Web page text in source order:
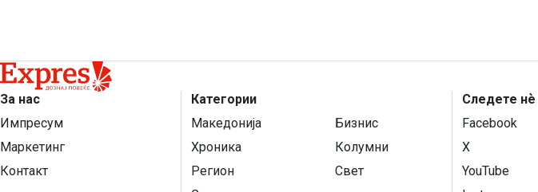
За нас
Импресум
Маркетинг
Контакт
Категории
Македонија
Бизнис
Хроника
Колумни
Регион
Свет
Следете нѐ
Facebook
X
YouTube